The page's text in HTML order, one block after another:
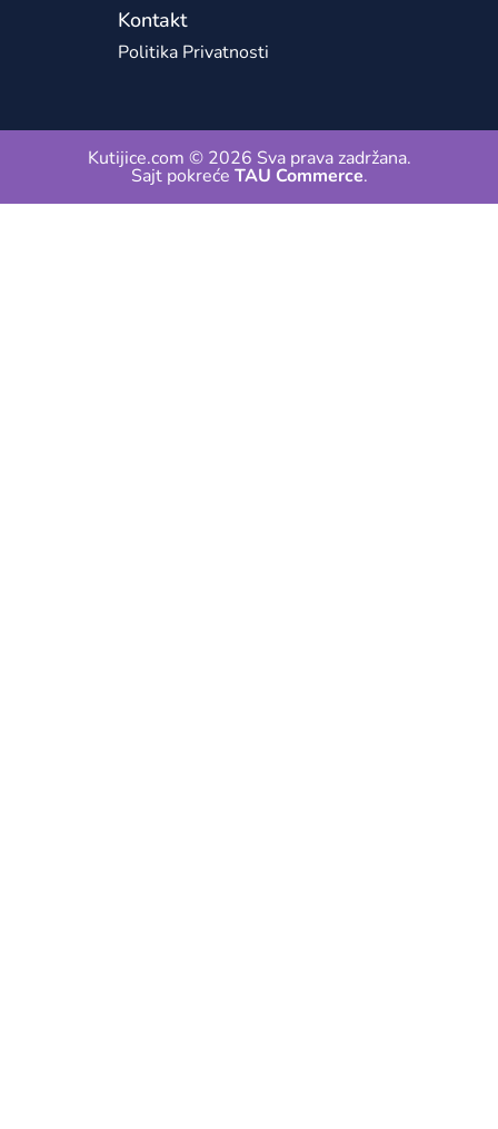
Kontakt
Politika Privatnosti
Kutijice.com © 2026 Sva prava zadržana.
Sajt pokreće TAU Commerce.